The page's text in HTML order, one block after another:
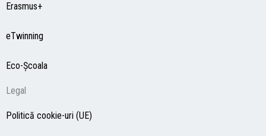
Erasmus+
eTwinning
Eco-Şcoala
Legal
Politică cookie-uri (UE)